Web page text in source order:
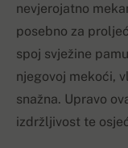
nevjerojatno
posebno za
spoj svježine
njegovoj mekoći,
snažna. Upravo
izdržljivost te